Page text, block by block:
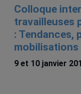
Colloque
travailleuses
: Tendances,
mobilisations
9 et 10 janvier